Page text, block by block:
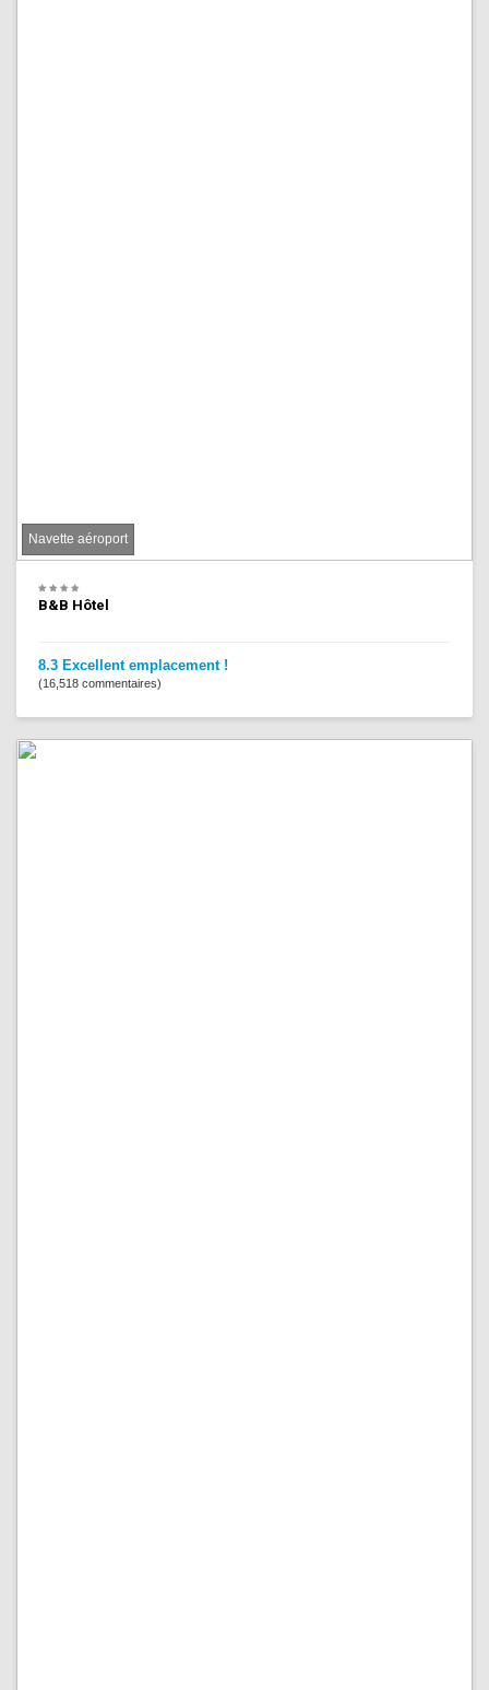
Navette aéroport
B&B Hôtel
8.3 Excellent emplacement !
(16,518 commentaires)